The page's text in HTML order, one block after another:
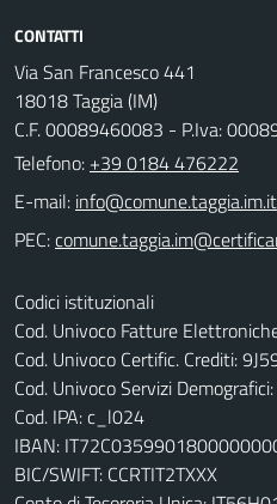
CONTATTI
Via San Francesco 441
18018 Taggia (IM)
C.F. 00089460083 - P.Iva:
Telefono: +39 0184 476222
E-mail:
PEC:
Codici istituzionali
Cod. Univoco Fatture
Cod. Univoco Certific. Crediti:
Cod. Univoco Servizi
Cod. IPA: c_l024
IBAN:
BIC/SWIFT: CCRTIT2TXXX